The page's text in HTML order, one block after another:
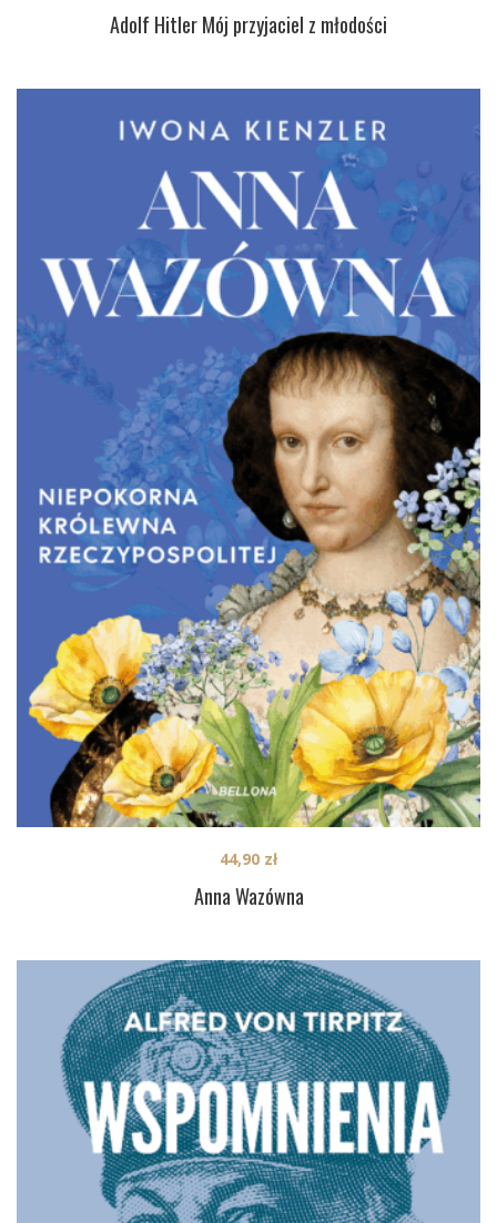
Adolf Hitler Mój przyjaciel z młodości
Anna Wazówna
44,90 zł